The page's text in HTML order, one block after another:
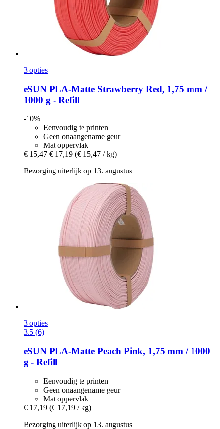
3 opties
eSUN PLA-​Matte Strawberry Red, 1,75 mm /
1000 g -​ Refill
-10%
Eenvoudig te printen
Geen onaangename geur
Mat oppervlak
€ 15,47 € 17,19 (€ 15,47 / kg)
Bezorging uiterlijk op 13. augustus
3 opties
3.5 (6)
eSUN PLA-​Matte Peach Pink, 1,75 mm / 1000
g -​ Refill
Eenvoudig te printen
Geen onaangename geur
Mat oppervlak
€ 17,19 (€ 17,19 / kg)
Bezorging uiterlijk op 13. augustus